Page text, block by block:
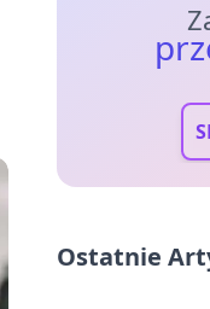
Ostatnie